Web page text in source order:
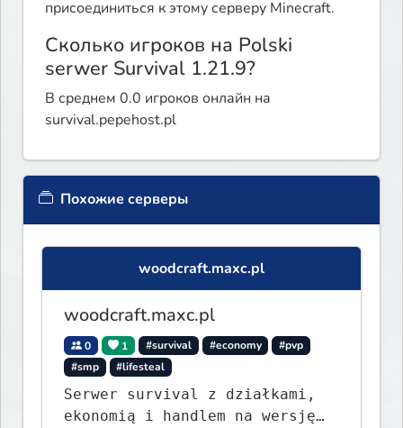
присоединиться к этому серверу Minecraft.
Сколько игроков на Polski
serwer Survival 1.21.9?
В среднем 0.0 игроков онлайн на
survival.pepehost.pl
Похожие серверы
woodcraft.maxc.pl
woodcraft.maxc.pl
0 1 #survival #economy
#pvp
#smp
#lifesteal
Serwer survival z działkami,
ekonomią i handlem na wersję